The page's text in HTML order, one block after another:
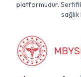
platformudur.